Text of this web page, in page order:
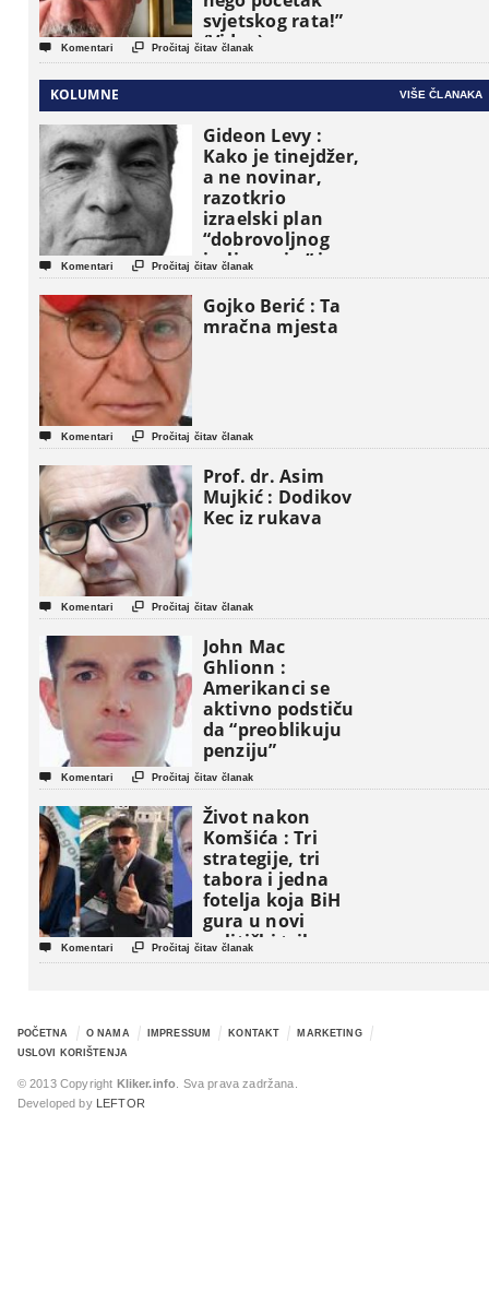
svjetskog rata!”
(Video)
 Komentari  Pročitaj čitav članak
KOLUMNE VIŠE ČLANAKA
Gideon Levy :
Kako je tinejdžer,
a ne novinar,
razotkrio
izraelski plan
“dobrovoljnog
iseljavanja ” iz
Gaze
 Komentari  Pročitaj čitav članak
Gojko Berić : Ta
mračna mjesta
 Komentari  Pročitaj čitav članak
Prof. dr. Asim
Mujkić : Dodikov
Kec iz rukava
 Komentari  Pročitaj čitav članak
John Mac
Ghlionn :
Amerikanci se
aktivno podstiču
da “preoblikuju
penziju”
 Komentari  Pročitaj čitav članak
Život nakon
Komšića : Tri
strategije, tri
tabora i jedna
fotelja koja BiH
gura u novi
politički triler
 Komentari  Pročitaj čitav članak
POČETNA O NAMA IMPRESSUM KONTAKT
MARKETING
USLOVI KORIŠTENJA
© 2013 Copyright Kliker.info . Sva prava zadržana.
Developed by
LEFTOR